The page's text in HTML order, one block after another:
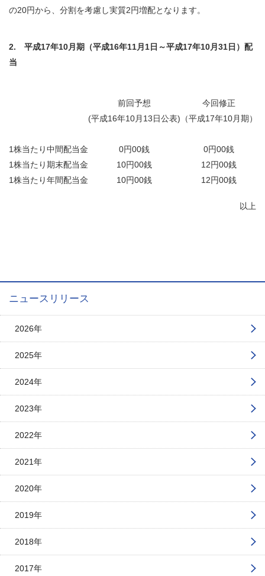
の20円から、分割を考慮し実質2円増配となります。
2. 平成17年10月期（平成16年11月1日～平成17年10月31日）配
当
前回予想
(平成16年10月13日公表)
今回修正
（平成17年10月期）
1株当たり中間配当金
0円00銭
0円00銭
1株当たり期末配当金
10円00銭
12円00銭
1株当たり年間配当金
10円00銭 12円00銭
以上
ニュースリリース
2026年
2025年
2024年
2023年
2022年
2021年
2020年
2019年
2018年
2017年